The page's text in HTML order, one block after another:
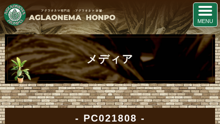
メディア
PC021808